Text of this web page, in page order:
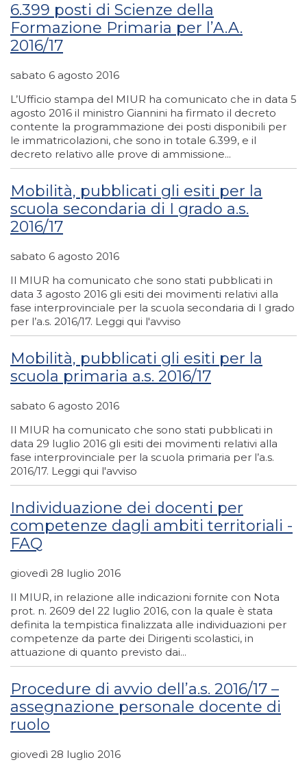
6.399 posti di Scienze della
Formazione Primaria per l’A.A.
2016/17
sabato 6 agosto 2016
L’Ufficio stampa del MIUR ha comunicato che in data 5
agosto 2016 il ministro Giannini ha firmato il decreto
contente la programmazione dei posti disponibili per
le immatricolazioni, che sono in totale 6.399, e il
decreto relativo alle prove di ammissione...
Mobilità, pubblicati gli esiti per la
scuola secondaria di I grado a.s.
2016/17
sabato 6 agosto 2016
Il MIUR ha comunicato che sono stati pubblicati in
data 3 agosto 2016 gli esiti dei movimenti relativi alla
fase interprovinciale per la scuola secondaria di I grado
per l’a.s. 2016/17. Leggi qui l'avviso
Mobilità, pubblicati gli esiti per la
scuola primaria a.s. 2016/17
sabato 6 agosto 2016
Il MIUR ha comunicato che sono stati pubblicati in
data 29 luglio 2016 gli esiti dei movimenti relativi alla
fase interprovinciale per la scuola primaria per l’a.s.
2016/17. Leggi qui l'avviso
Individuazione dei docenti per
competenze dagli ambiti territoriali -
FAQ
giovedì 28 luglio 2016
Il MIUR, in relazione alle indicazioni fornite con Nota
prot. n. 2609 del 22 luglio 2016, con la quale è stata
definita la tempistica finalizzata alle individuazioni per
competenze da parte dei Dirigenti scolastici, in
attuazione di quanto previsto dai...
Procedure di avvio dell’a.s. 2016/17 –
assegnazione personale docente di
ruolo
giovedì 28 luglio 2016